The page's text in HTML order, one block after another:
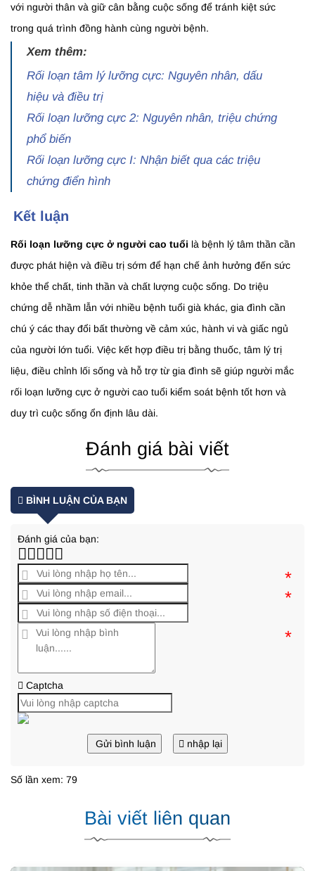
với người thân và giữ cân bằng cuộc sống để tránh kiệt sức
trong quá trình đồng hành cùng người bệnh.
Xem thêm:
Rối loạn tâm lý lưỡng cực: Nguyên nhân, dấu
hiệu và điều trị
Rối loạn lưỡng cực 2: Nguyên nhân, triệu chứng
phổ biến
Rối loạn lưỡng cực I: Nhận biết qua các triệu
chứng điển hình
Kết luận
Rối loạn lưỡng cực ở người cao tuổi là bệnh lý tâm thần cần
được phát hiện và điều trị sớm để hạn chế ảnh hưởng đến sức
khỏe thể chất, tinh thần và chất lượng cuộc sống. Do triệu
chứng dễ nhầm lẫn với nhiều bệnh tuổi già khác, gia đình cần
chú ý các thay đổi bất thường về cảm xúc, hành vi và giấc ngủ
của người lớn tuổi. Việc kết hợp điều trị bằng thuốc, tâm lý trị
liệu, điều chỉnh lối sống và hỗ trợ từ gia đình sẽ giúp người mắc
rối loạn lưỡng cực ở người cao tuổi kiểm soát bệnh tốt hơn và
duy trì cuộc sống ổn định lâu dài.
Đánh giá bài viết
BÌNH LUẬN CỦA BẠN
Đánh giá của bạn:
*
*
*
Captcha
Gửi bình luận nhập lại
Số lần xem: 79
Bài viết liên quan